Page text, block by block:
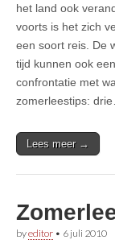
het land ook
voorts is het zich
een soort reis. De
tijd kunnen ook
confrontatie met
zomerleestips:
Lees meer →
byeditor • 6 juli 2010